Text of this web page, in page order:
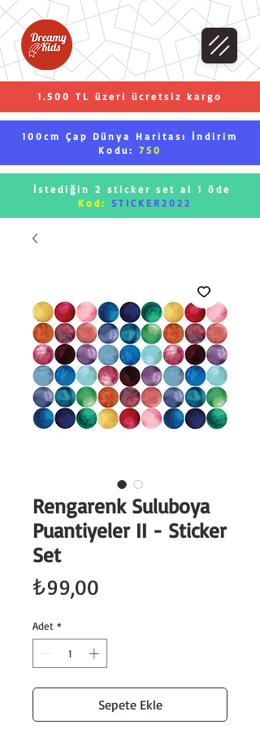
1.500 TL üzeri ücretsiz kargo
100cm Çap Dünya Haritası İndirim
Kodu: 750
İstediğin 2 sticker set al 1 öde
Kod: STICKER2022
Rengarenk Suluboya
Puantiyeler II - Sticker
Set
₺99,00
Adet *
Sepete Ekle